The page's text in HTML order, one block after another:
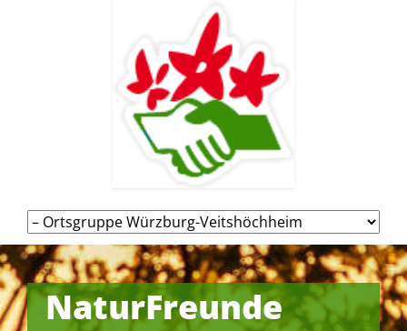
Navigation
überspringen
NaturFreunde